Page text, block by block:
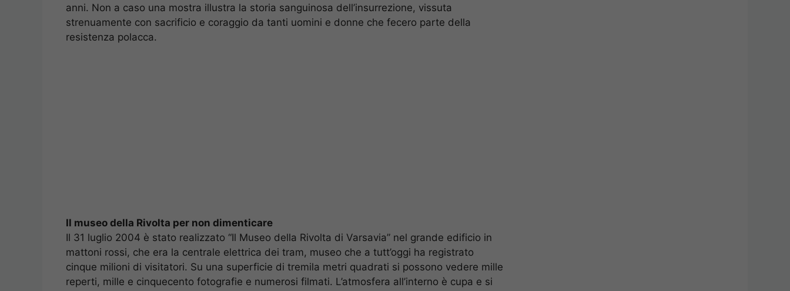
anni. Non a caso una mostra illustra la storia sanguinosa dell’insurrezione, vissuta
strenuamente con sacrificio e coraggio da tanti uomini e donne che fecero parte della
resistenza polacca.
Il museo della Rivolta per non dimenticare
Il 31 luglio 2004 è stato realizzato “Il Museo della Rivolta di Varsavia” nel grande edificio in
mattoni rossi, che era la centrale elettrica dei tram, museo che a tutt’oggi ha registrato
cinque milioni di visitatori. Su una superficie di tremila metri quadrati si possono vedere mille
reperti, mille e cinquecento fotografie e numerosi filmati. L’atmosfera all’interno è cupa e si